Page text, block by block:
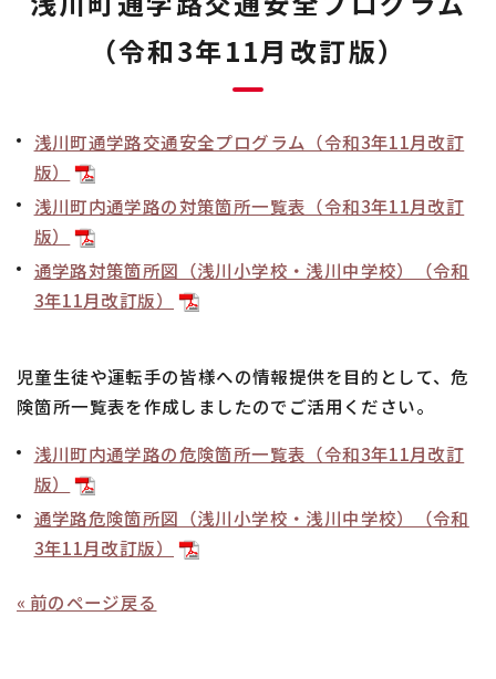
（令和3年11月改訂版）
浅川町通学路交通安全プログラム（令和3年11月改訂
版）
浅川町内通学路の対策箇所一覧表（令和3年11月改訂
版）
通学路対策箇所図（浅川小学校・浅川中学校）（令和
3年11月改訂版）
児童生徒や運転手の皆様への情報提供を目的として、危
険箇所一覧表を作成しましたのでご活用ください。
浅川町内通学路の危険箇所一覧表（令和3年11月改訂
版）
通学路危険箇所図（浅川小学校・浅川中学校）（令和
3年11月改訂版）
« 前のページ戻る